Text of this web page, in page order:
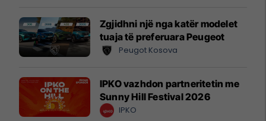
Zgjidhni një nga katër modelet
tuaja të preferuara Peugeot
Peugot Kosova
IPKO vazhdon partneritetin me
Sunny Hill Festival 2026
IPKO